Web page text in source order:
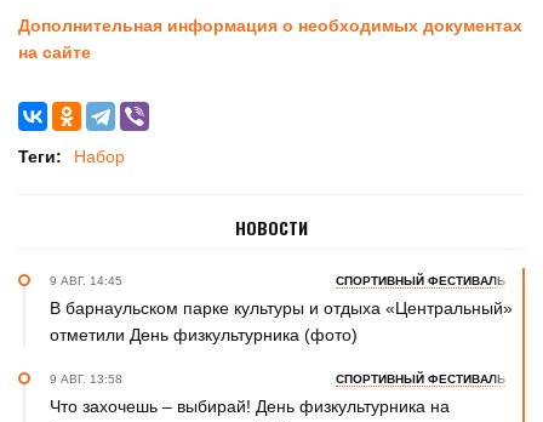
Дополнительная информация о необходимых документах
на сайте
Теги: Набор
НОВОСТИ
9 АВГ. 14:45 СПОРТИВНЫЙ ФЕСТИВАЛЬ
В барнаульском парке культуры и отдыха «Центральный»
отметили День физкультурника (фото)
9 АВГ. 13:58 СПОРТИВНЫЙ ФЕСТИВАЛЬ
Что захочешь – выбирай! День физкультурника на